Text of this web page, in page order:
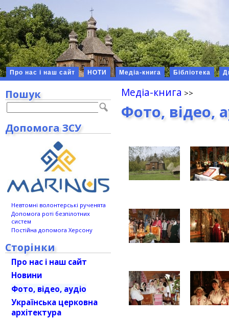
Про нас і наш сайт НОТИ Медіа-книга Бібліотека
Медіа-книга
Фото, відео,
Пошук
Допомога ЗСУ
Невтомні волонтерські рученята
Допомога роті безпілотних
систем
Постійна допомога Херсону
Сторінки
Про нас і наш сайт
Новини
Фото, відео, аудіо
Українська церковна
архітектура